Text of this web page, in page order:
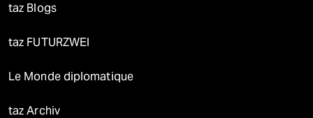
taz Blogs
taz FUTURZWEI
Le Monde diplomatique
taz Archiv